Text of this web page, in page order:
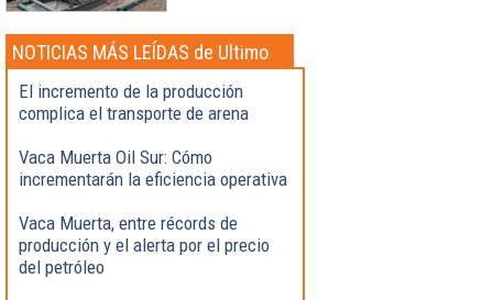
NOTICIAS MÁS LEÍDAS de Ultimo
momento
El incremento de la producción
complica el transporte de arena
Vaca Muerta Oil Sur: Cómo
incrementarán la eficiencia operativa
Vaca Muerta, entre récords de
producción y el alerta por el precio
del petróleo